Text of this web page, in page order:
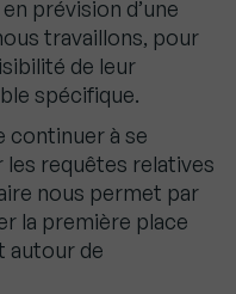
prévision d’une
travaillons, pour
de leur
spécifique.
continuer à se
requêtes relatives
nous permet par
la première place
autour de